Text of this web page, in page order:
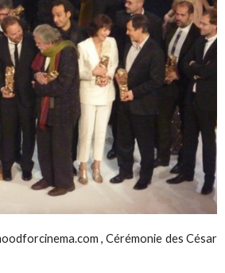
, Cérémonie des César